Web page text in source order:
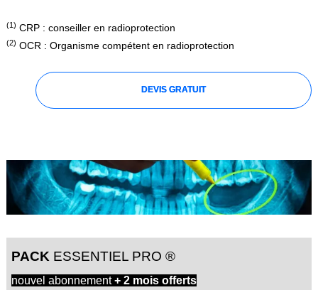
(1) CRP : conseiller en radioprotection
(2) OCR : Organisme compétent en radioprotection
DEVIS GRATUIT
PACK ESSENTIEL PRO ®
nouvel abonnement+ 2 mois offerts